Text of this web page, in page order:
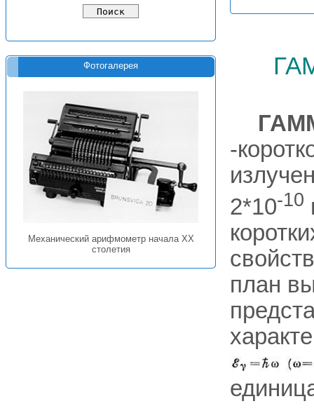
Фотогалерея
Механический арифмометр начала XX
столетия
-
2*10-10
план